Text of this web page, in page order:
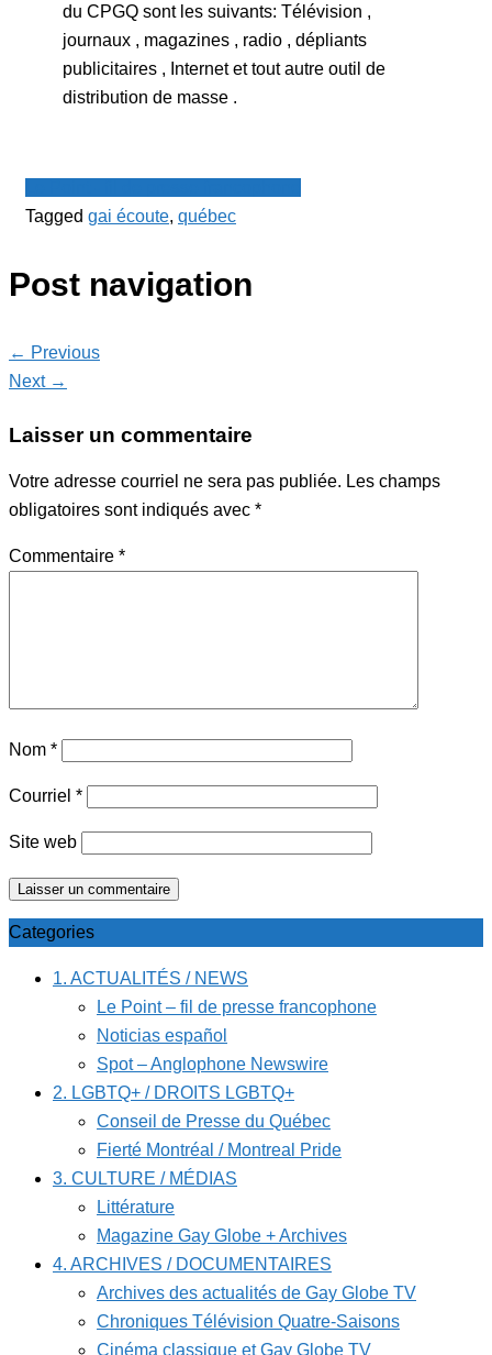
du CPGQ sont les suivants: Télévision ,
journaux , magazines , radio , dépliants
publicitaires , Internet et tout autre outil de
distribution de masse .
Tagged gai écoute, québec
Post navigation
← Previous
Next →
Laisser un commentaire
Votre adresse courriel ne sera pas publiée. Les champs
obligatoires sont indiqués avec *
Commentaire *
Nom *
Courriel *
Site web
Categories
1. ACTUALITÉS / NEWS
Le Point – fil de presse francophone
Noticias español
Spot – Anglophone Newswire
2. LGBTQ+ / DROITS LGBTQ+
Conseil de Presse du Québec
Fierté Montréal / Montreal Pride
3. CULTURE / MÉDIAS
Littérature
Magazine Gay Globe + Archives
4. ARCHIVES / DOCUMENTAIRES
Archives des actualités de Gay Globe TV
Chroniques Télévision Quatre-Saisons
Cinéma classique et Gay Globe TV